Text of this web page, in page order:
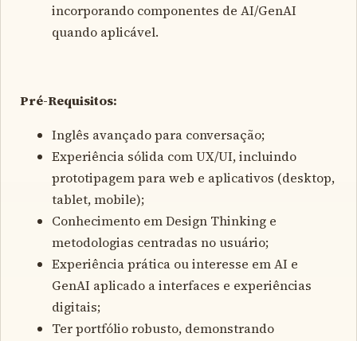
incorporando componentes de AI/GenAI
quando aplicável.
Pré-Requisitos:
Inglês avançado para conversação;
Experiência sólida com UX/UI, incluindo
prototipagem para web e aplicativos (desktop,
tablet, mobile);
Conhecimento em Design Thinking e
metodologias centradas no usuário;
Experiência prática ou interesse em AI e
GenAI aplicado a interfaces e experiências
digitais;
Ter portfólio robusto, demonstrando